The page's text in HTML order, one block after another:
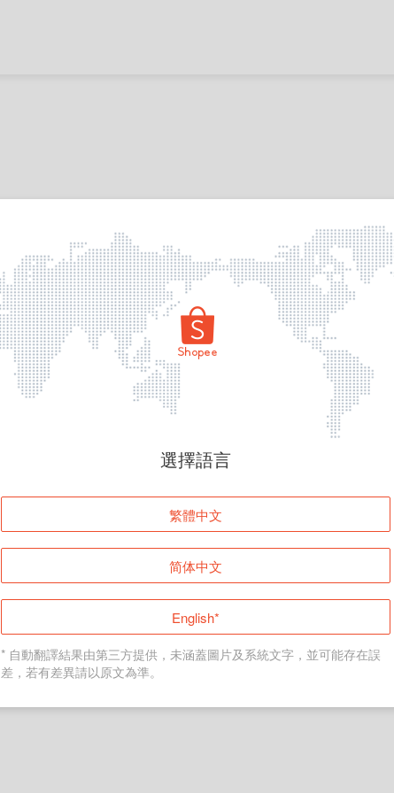
頁面無法顯示
登入
返回首頁
選擇語言
繁體中文
简体中文
English*
* 自動翻譯結果由第三方提供，未涵蓋圖片及系統文字，並可能存在誤
差，若有差異請以原文為準。